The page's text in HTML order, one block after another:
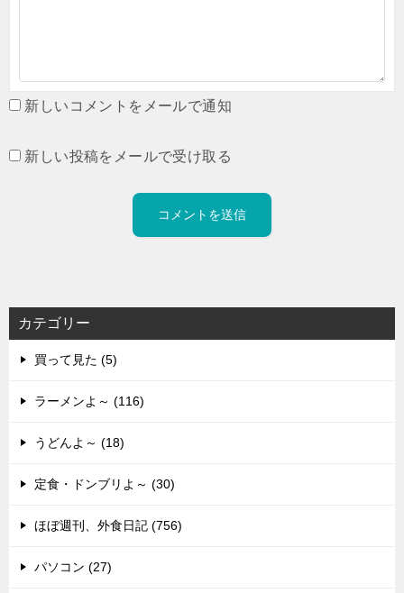
新しいコメントをメールで通知
新しい投稿をメールで受け取る
カテゴリー
買って見た (5)
ラーメンよ～ (116)
うどんよ～ (18)
定食・ドンブリよ～ (30)
ほぼ週刊、外食日記 (756)
パソコン (27)